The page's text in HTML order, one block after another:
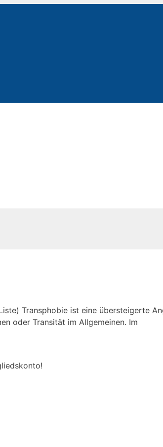
Transphobie ist eine übersteigerte
oder Transität im Allgemeinen. Im